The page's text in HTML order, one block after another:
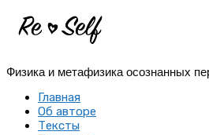
Re-
|
Создай
Физика и метафизика осознанных
Главная
Об авторе
Тексты